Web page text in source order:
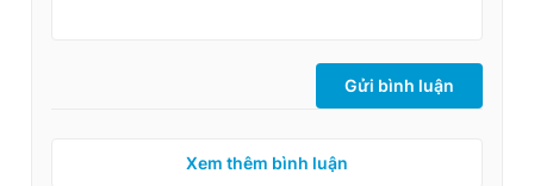
Gửi bình luận
Xem thêm bình luận